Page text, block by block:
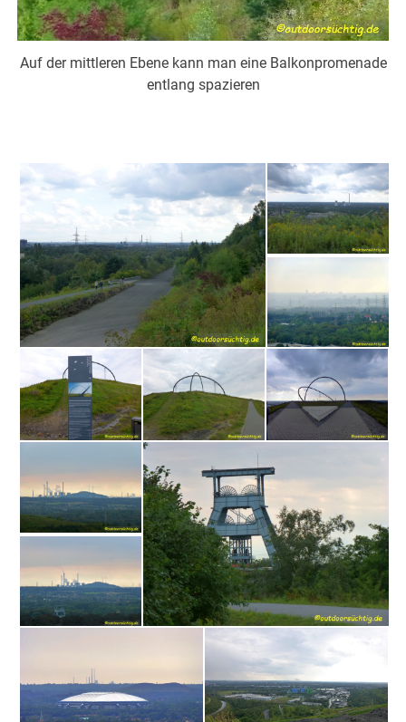
Auf der mittleren Ebene kann man eine Balkonpromenade
entlang spazieren